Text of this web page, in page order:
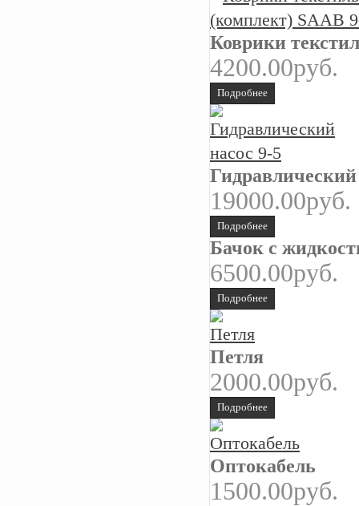
Коврики
4200.00руб.
Подробнее
Гидравлический
19000.00руб.
Подробнее
Бачок с
6500.00руб.
Подробнее
Петля
2000.00руб.
Подробнее
Оптокабель
1500.00руб.